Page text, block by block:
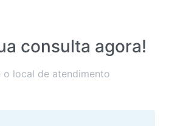
consulta agora!
o local de atendimento